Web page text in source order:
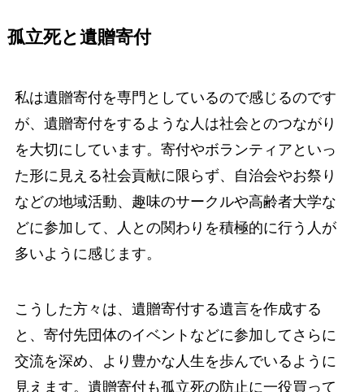
孤立死と遺贈寄付
私は遺贈寄付を専門としているので感じるのです
が、遺贈寄付をするような人は社会とのつながり
を大切にしています。寄付やボランティアといっ
た形に見える社会貢献に限らず、自治会やお祭り
などの地域活動、趣味のサークルや高齢者大学な
どに参加して、人との関わりを積極的に行う人が
多いように感じます。
こうした方々は、遺贈寄付する遺言を作成する
と、寄付先団体のイベントなどに参加してさらに
交流を深め、より豊かな人生を歩んでいるように
見えます。遺贈寄付も孤立死の防止に一役買って